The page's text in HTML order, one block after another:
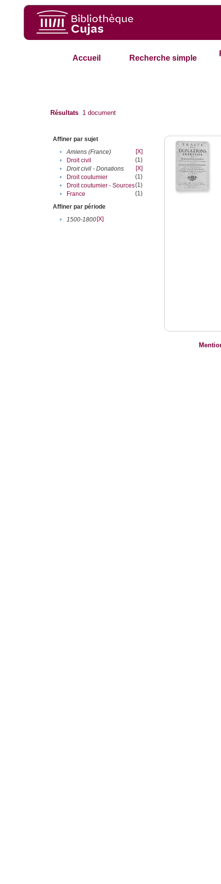
Accueil Recherche simple
Résultats 1 document
Affiner par sujet
•
Amiens (France)
[X]
•
Droit civil
(1)
•
Droit civil - Donations
[X]
•
Droit coutumier
(1)
•
Droit coutumier - Sources(1)
•
France
(1)
Affiner par période
•
1500-1800[X]